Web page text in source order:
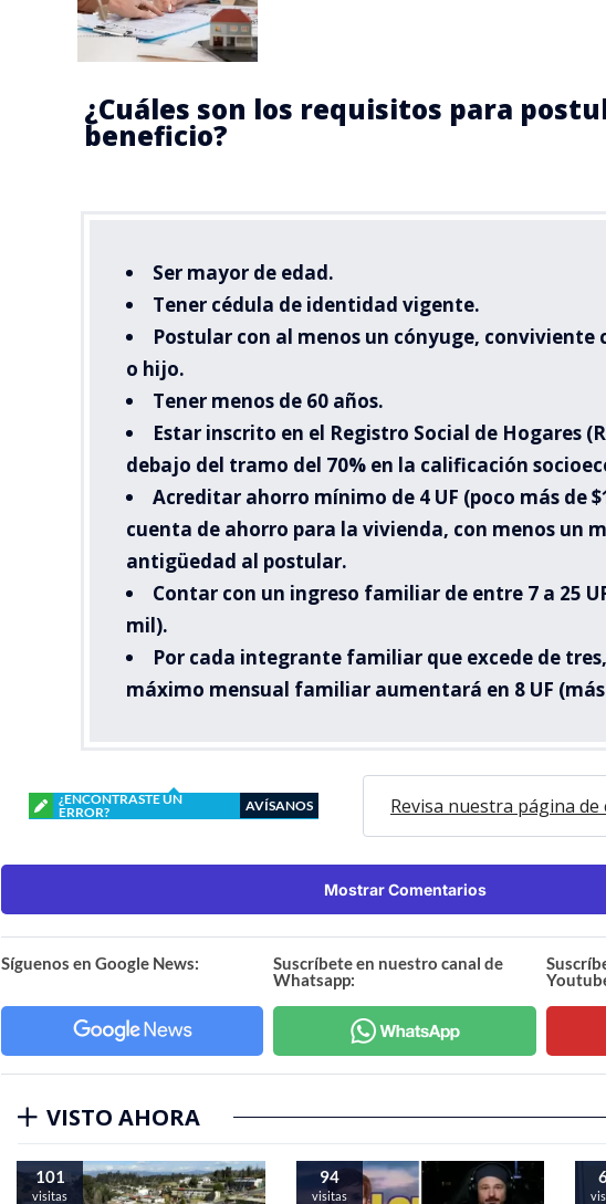
¿Cuáles son los requisitos para
beneficio?
Ser mayor de edad.
Tener cédula de identidad vigente.
Postular con al menos un cónyuge,
o hijo.
Tener menos de 60 años.
Estar inscrito en el Registro Social de Hogares
debajo del tramo del 70% en la calificación
Acreditar ahorro mínimo de 4 UF (poco más de
cuenta de ahorro para la vivienda, con menos un
antigüedad al postular.
Contar con un ingreso familiar de entre 7 a 25
mil).
Por cada integrante familiar que excede de
máximo mensual familiar aumentará en 8 UF (más
¿ENCONTRASTE UN
ERROR?
AVÍSANOS Revisa nuestra página de
Mostrar Comentarios
Síguenos en Google News:
Suscríbete en nuestro canal de
Whatsapp:
VISTO AHORA
101
visitas
94
visitas